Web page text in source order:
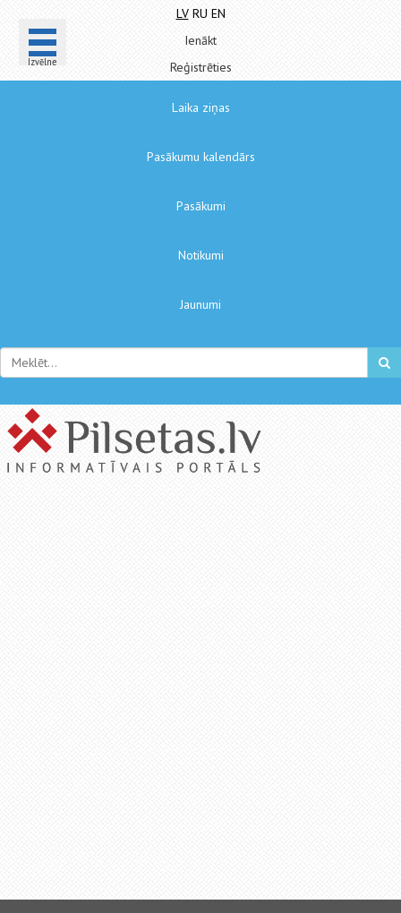
Izvēlne
LV RU EN
Ienākt
Reģistrēties
Laika ziņas
Pasākumu kalendārs
Pasākumi
Notikumi
Jaunumi